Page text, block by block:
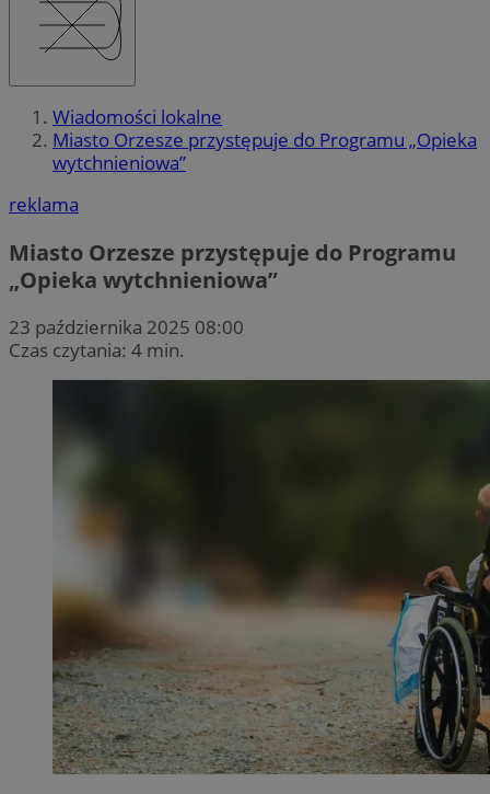
Wiadomości lokalne
Miasto Orzesze przystępuje do Programu „Opieka
wytchnieniowa”
reklama
Miasto Orzesze przystępuje do Programu
„Opieka wytchnieniowa”
23 października 2025 08:00
Czas czytania: 4 min.